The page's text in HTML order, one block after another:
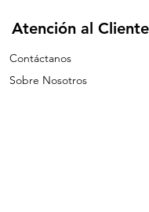
Atención al Cliente
Contáctanos
Sobre Nosotros